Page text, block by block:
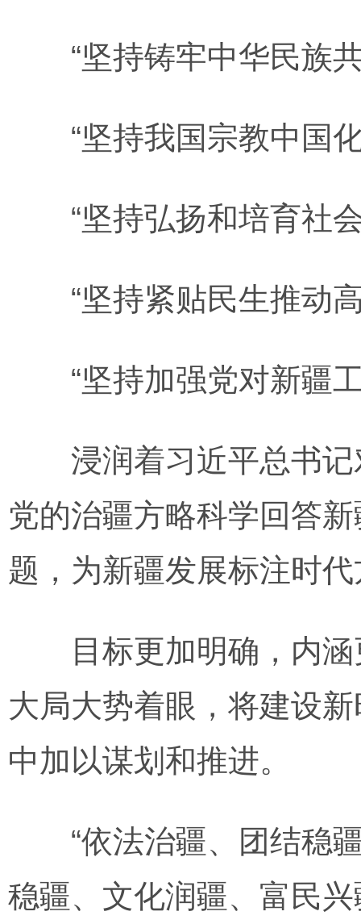
“坚持铸牢中华民族共
“坚持我国宗教中国化
“坚持弘扬和培育社会
“坚持紧贴民生推动高
“坚持加强党对新疆工
浸润着习近平总书记
党的治疆方略科学回答
题，为新疆发展标注时
目标更加明确，内涵
大局大势着眼，将建设
中加以谋划和推进。
“依法治疆、团结稳疆
稳疆、文化润疆、富民